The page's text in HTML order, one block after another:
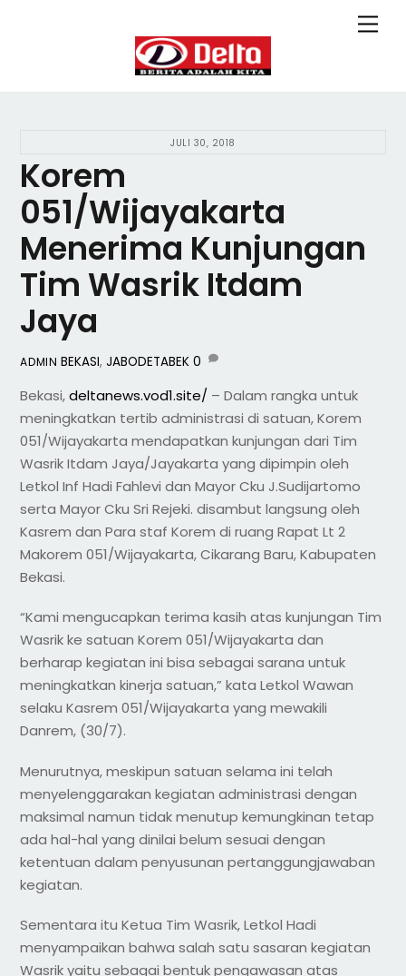
JULI 30, 2018
Korem
051/Wijayakarta
Menerima Kunjungan
Tim Wasrik Itdam
Jaya
ADMIN BEKASI,JABODETABEK 0
Bekasi,deltanews.vod1.site/ – Dalam rangka untuk
meningkatkan tertib administrasi di satuan, Korem
051/Wijayakarta mendapatkan kunjungan dari Tim
Wasrik Itdam Jaya/Jayakarta yang dipimpin oleh
Letkol Inf Hadi Fahlevi dan Mayor Cku J.Sudijartomo
serta Mayor Cku Sri Rejeki. disambut langsung oleh
Kasrem dan Para staf Korem di ruang Rapat Lt 2
Makorem 051/Wijayakarta, Cikarang Baru, Kabupaten
Bekasi.
“Kami mengucapkan terima kasih atas kunjungan Tim
Wasrik ke satuan Korem 051/Wijayakarta dan
berharap kegiatan ini bisa sebagai sarana untuk
meningkatkan kinerja satuan,” kata Letkol Wawan
selaku Kasrem 051/Wijayakarta yang mewakili
Danrem, (30/7).
Menurutnya, meskipun satuan selama ini telah
menyelenggarakan kegiatan administrasi dengan
maksimal namun tidak menutup kemungkinan tetap
ada hal-hal yang dinilai belum sesuai dengan
ketentuan dalam penyusunan pertanggungjawaban
kegiatan.
Sementara itu Ketua Tim Wasrik, Letkol Hadi
menyampaikan bahwa salah satu sasaran kegiatan
Wasrik yaitu sebagai bentuk pengawasan atas
To
Top